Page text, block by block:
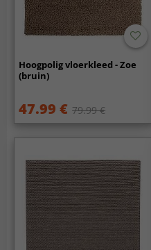
Hoogpolig vloerkleed - Zoe
(bruin)
47.99 € 79.99 €